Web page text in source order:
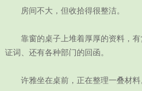
房间不大，但收拾得很整洁。
靠窗的桌子上堆着厚厚的资料，有
证词、还有各种部门的回函。
许雅坐在桌前，正在整理一叠材料